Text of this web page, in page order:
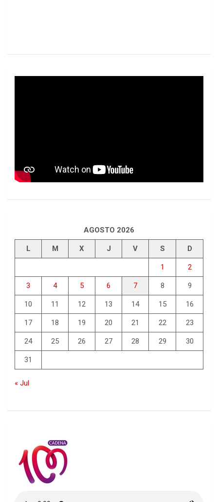
AGOSTO 2026
L M X J V S D
1 2
3 4 5 6 7 8 9
10 11 12 13 14 15 16
17 18 19 20 21 22 23
24 25 26 27 28 29 30
31
« Jul